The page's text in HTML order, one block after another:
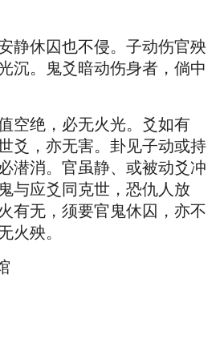
静休囚也不侵。子动伤官殃
沉。鬼爻暗动伤身者，倘中
空绝，必无火光。爻如有
爻，亦无害。卦见子动或持
潜消。官虽静、或被动爻冲
与应爻同克世，恐仇人放
有无，须要官鬼休囚，亦不
火殃。